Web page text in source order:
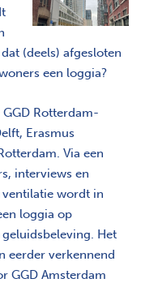
(deels) afgesloten
een loggia?
Rotterdam-
Erasmus
Via een
interviews en
wordt in
loggia op
Het
eerder verkennend
GGD Amsterdam